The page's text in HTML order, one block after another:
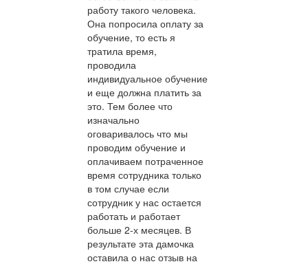
работу такого человека.
Она попросила оплату за
обучение, то есть я
тратила время,
проводила
индивидуальное обучение
и еще должна платить за
это. Тем более что
изначально
оговаривалось что мы
проводим обучение и
оплачиваем потраченное
время сотрудника только
в том случае если
сотрудник у нас остается
работать и работает
больше 2-х месяцев. В
результате эта дамочка
оставила о нас отзыв на